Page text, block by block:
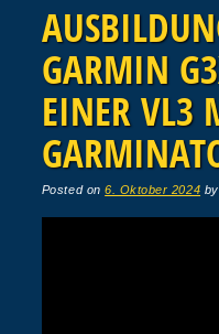
GARMIN
EINER VL3
Posted on6. Oktober 2024